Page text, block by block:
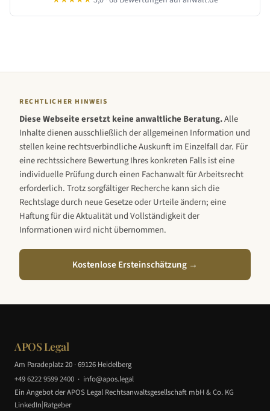
RECHTLICHER HINWEIS
Diese Webseite ersetzt keine anwaltliche Beratung.Alle
Inhalte dienen ausschließlich der allgemeinen Information und
stellen keine rechtsverbindliche Auskunft im Einzelfall dar. Für
eine rechtssichere Bewertung Ihres konkreten Falls ist eine
individuelle Prüfung durch einen Fachanwalt für Arbeitsrecht
erforderlich. Trotz sorgfältiger Recherche kann sich die
Rechtslage durch neue Gesetze oder Urteile ändern; eine
Haftung für die Aktualität und Vollständigkeit der
Informationen wird nicht übernommen.
Kostenlose Ersteinschätzung →
APOS Legal
Am Paradeplatz 20 · 69126 Heidelberg
+49 6222 9599 2400 · info@apos.legal
Ein Angebot der APOS Legal Rechtsanwaltsgesellschaft mbH & Co. KG
LinkedIn|Ratgeber